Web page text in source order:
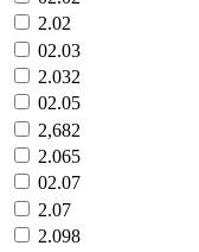
2.02
02.03
2.032
02.05
2,682
2.065
02.07
2.07
2.098